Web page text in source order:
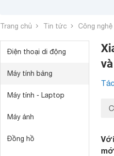
Trang chủ Tin tức Công nghệ
Điện thoại di động
Máy tính bảng
Máy tính - Laptop
Máy ảnh
Đồng hồ